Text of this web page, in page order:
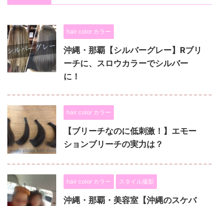
hair color カラー
沖縄・那覇【シルバーグレー】Rブリ
ーチに、スロウカラーでシルバー
に！
hair color カラー
【ブリーチなのに低刺激！】エモー
ションブリーチの実力は？
hair color カラー スタイル撮影
沖縄・那覇・美容室【沖縄のスケバ